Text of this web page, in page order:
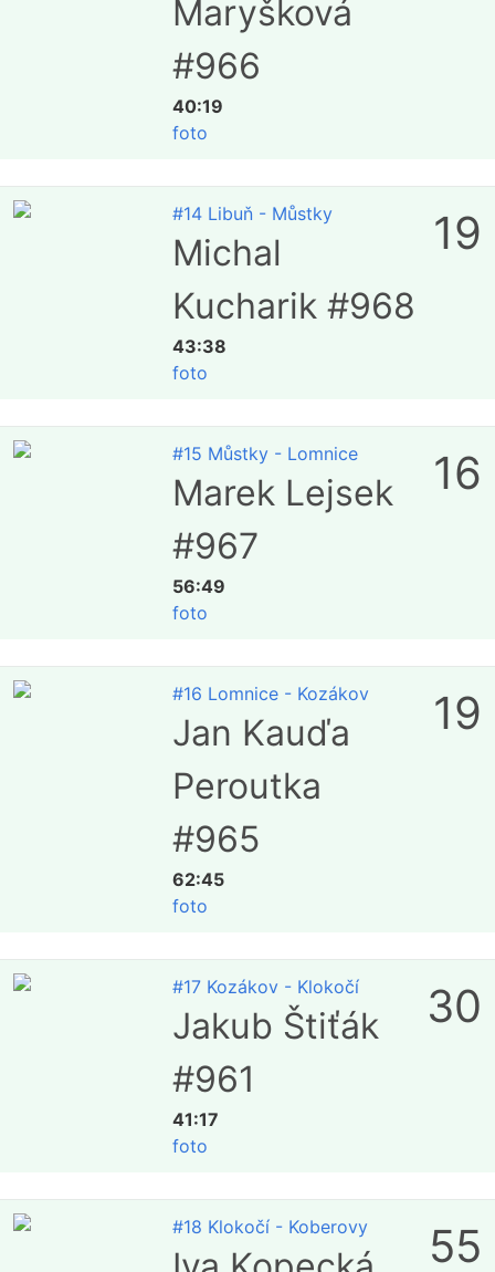
Maryšková
#966
40:19
foto
#14 Libuň - Můstky
Michal
Kucharik #968
43:38
foto
19
#15 Můstky - Lomnice
Marek Lejsek
#967
56:49
foto
16
#16 Lomnice - Kozákov
Jan Kauďa
Peroutka
#965
62:45
foto
19
#17 Kozákov - Klokočí
Jakub Štiťák
#961
41:17
foto
30
#18 Klokočí - Koberovy 55